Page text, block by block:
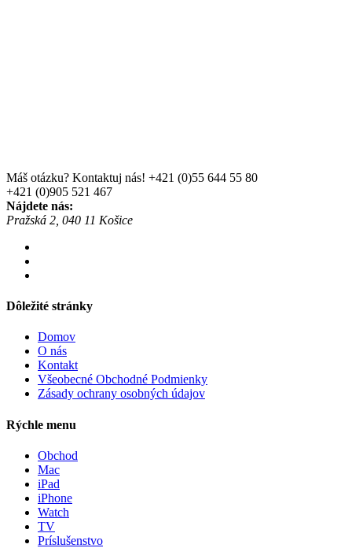
Máš otázku? Kontaktuj nás! +421 (0)55 644 55 80
+421 (0)905 521 467
Nájdete nás:
Pražská 2, 040 11 Košice
Dôležité stránky
Domov
O nás
Kontakt
Všeobecné Obchodné Podmienky
Zásady ochrany osobných údajov
Rýchle menu
Obchod
Mac
iPad
iPhone
Watch
TV
Príslušenstvo